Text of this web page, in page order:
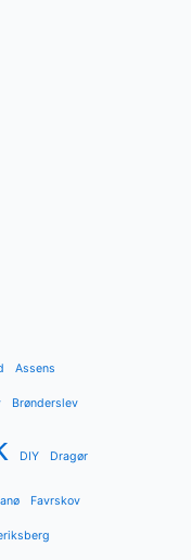
Assens
Brønderslev
DIY Dragør
Favrskov